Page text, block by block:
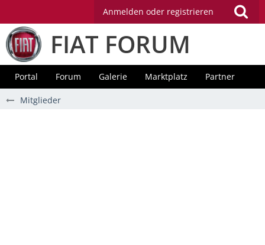
Anmelden oder registrieren
FIAT FORUM
Portal Forum Galerie Marktplatz Partner
Mitglieder